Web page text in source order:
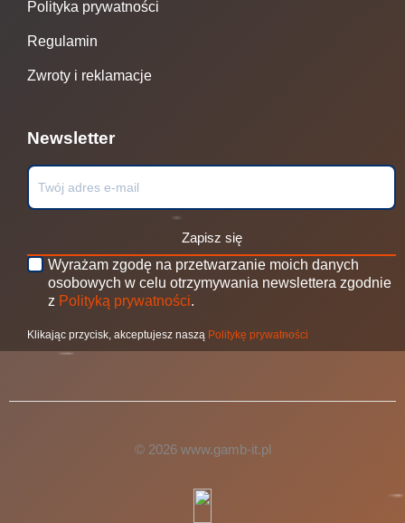
Polityka prywatności
Regulamin
Zwroty i reklamacje
Newsletter
Zapisz się
Wyrażam zgodę na przetwarzanie moich danych
osobowych w celu otrzymywania newslettera zgodnie
z Polityką prywatności.
Klikając przycisk, akceptujesz naszą Politykę prywatności
© 2026 www.gamb-it.pl